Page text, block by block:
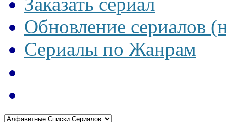
Обновление сериалов
Сериалы по Жанрам